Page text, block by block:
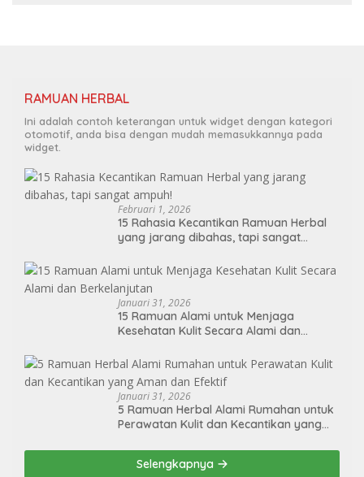
RAMUAN HERBAL
Ini adalah contoh keterangan untuk widget dengan kategori
otomotif, anda bisa dengan mudah memasukkannya pada
widget.
Februari 1, 2026
15 Rahasia Kecantikan Ramuan Herbal
yang jarang dibahas, tapi sangat
Januari 31, 2026
15 Ramuan Alami untuk Menjaga
Kesehatan Kulit Secara Alami dan
Januari 31, 2026
5 Ramuan Herbal Alami Rumahan untuk
Perawatan Kulit dan Kecantikan yang
Selengkapnya